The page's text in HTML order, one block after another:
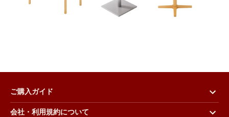
ご購入ガイド
会社・利用規約について